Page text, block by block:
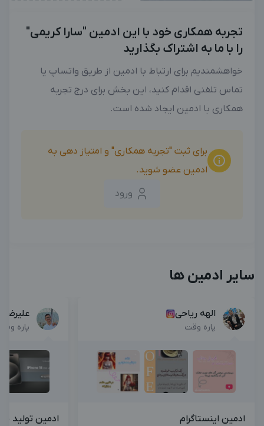
تجربه همکاری خود با این ادمین "سارا کریمی"
را با ما به اشتراک بگذارید
خواهشمندیم برای ارتباط با ادمین از طریق واتساپ یا
تماس تلفنی اقدام کنید، این بخش برای درج تجربه
همکاری با ادمین ایجاد شده است.
برای ثبت "تجربه همکاری" و امتیاز دهی به
ادمین عضو شوید.
ورود
سایر ادمین ها
الهه ریاحی
پاره وقت
ادمین اینستاگرام
علیرضا
پاره
ادمین تولید